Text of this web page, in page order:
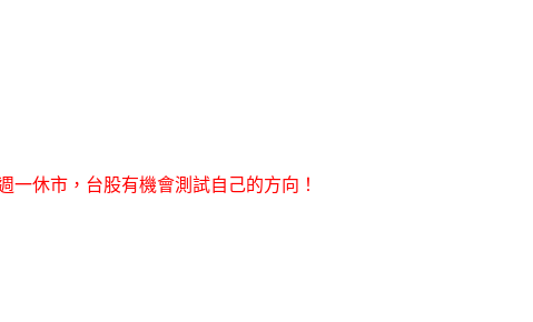
休市，台股有機會測試自己的方向！